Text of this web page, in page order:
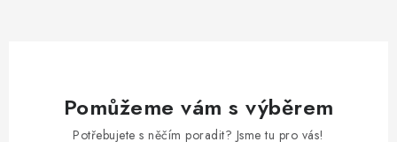
Pomůžeme vám s výběrem
Potřebujete s něčím poradit? Jsme tu pro vás!